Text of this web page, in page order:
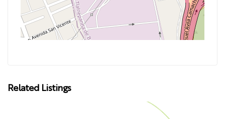
Related Listings